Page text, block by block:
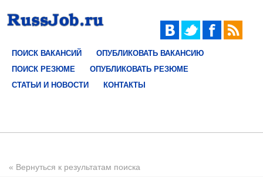
ПОИСК ВАКАНСИЙ
ОПУБЛИКОВАТЬ ВАКАНСИЮ
ПОИСК РЕЗЮМЕ
ОПУБЛИКОВАТЬ РЕЗЮМЕ
СТАТЬИ И НОВОСТИ
КОНТАКТЫ
« Вернуться к результатам поиска